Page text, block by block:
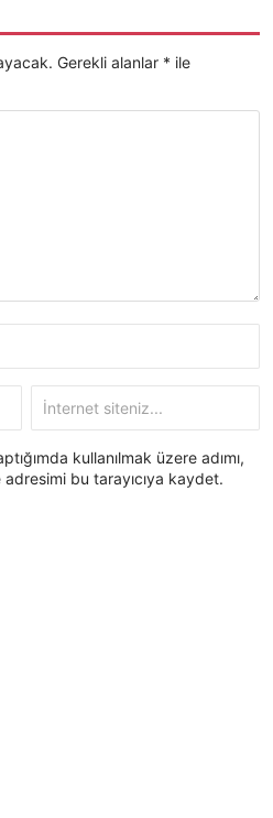
Gerekli alanlar * ile
kullanılmak üzere adımı,
bu tarayıcıya kaydet.